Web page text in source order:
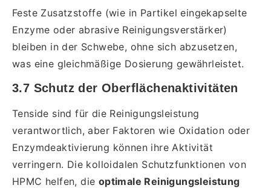
Feste Zusatzstoffe (wie in Partikel eingekapselte
Enzyme oder abrasive Reinigungsverstärker)
bleiben in der Schwebe, ohne sich abzusetzen,
was eine gleichmäßige Dosierung gewährleistet.
3.7 Schutz der Oberflächenaktivitäten
Tenside sind für die Reinigungsleistung
verantwortlich, aber Faktoren wie Oxidation oder
Enzymdeaktivierung können ihre Aktivität
verringern. Die kolloidalen Schutzfunktionen von
HPMC helfen, die optimale Reinigungsleistung